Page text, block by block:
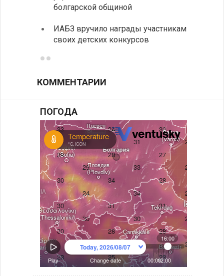
болгарской общиной
ИАБЗ вручило награды участникам
своих детских конкурсов
КОММЕНТАРИИ
ПОГОДА